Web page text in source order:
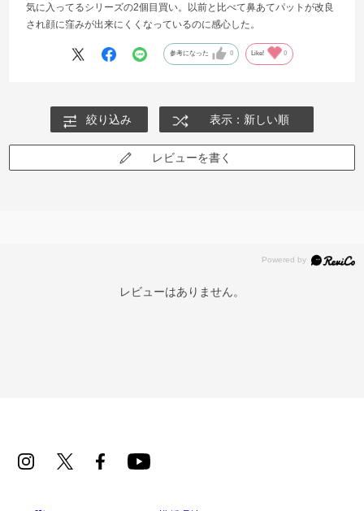
気に入ってるシリーズの2個目買い。以前と比べて鼻あてパットが改良
され顔に窪みが出来にくくなっているのに感心した。
参考になった 0 Like! 0
絞り込み 表示：新しい順
レビューを書く
レビューはありません。